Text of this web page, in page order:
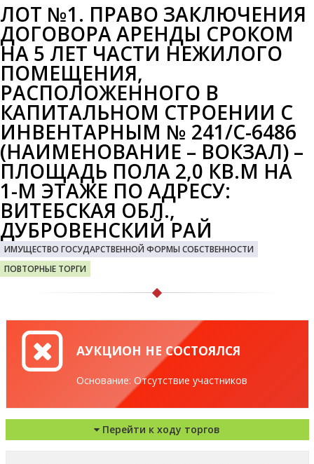
ЛОТ №1. ПРАВО ЗАКЛЮЧЕНИЯ
ДОГОВОРА АРЕНДЫ СРОКОМ
НА 5 ЛЕТ ЧАСТИ НЕЖИЛОГО
ПОМЕЩЕНИЯ,
РАСПОЛОЖЕННОГО В
КАПИТАЛЬНОМ СТРОЕНИИ С
ИНВЕНТАРНЫМ № 241/С-6486
(НАИМЕНОВАНИЕ – ВОКЗАЛ) –
ПЛОЩАДЬ ПОЛА 2,0 КВ.М НА
1-М ЭТАЖЕ ПО АДРЕСУ:
ВИТЕБСКАЯ ОБЛ.,
ДУБРОВЕНСКИЙ РАЙ
ИМУЩЕСТВО ГОСУДАРСТВЕННОЙ ФОРМЫ СОБСТВЕННОСТИ
ПОВТОРНЫЕ ТОРГИ
АУКЦИОН НЕ СОСТОЯЛСЯ
Основание: Отсутствие участников
Перейти к ходу торгов